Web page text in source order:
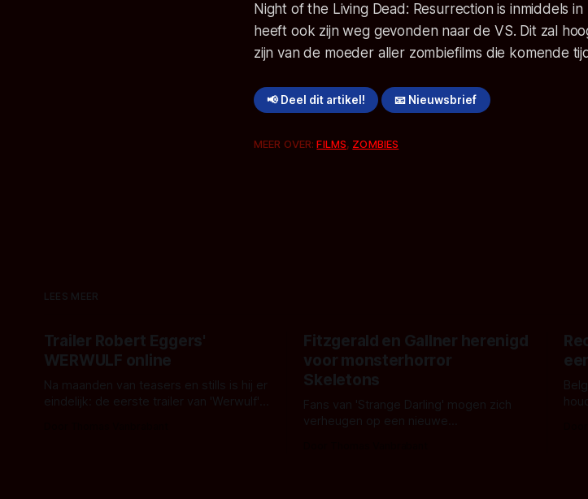
Night of the Living Dead: Resurrection is inmiddels
heeft ook zijn weg gevonden naar de VS. Dit zal
zijn van de moeder aller zombiefilms die komende
📢 Deel dit artikel! 📧 Nieuwsbrief
MEER OVER:FILMS, ZOMBIES
LEES MEER
Trailer Robert Eggers'
WERWULF online
Na maanden van teasers en stills is hij er
eindelijk: de eerste trailer van 'Werwulf'.
Fitzgerald en Gallner herenigd
voor monsterhorror
Skeletons
Fans van 'Strange Darling' mogen zich
verheugen op een nieuwe